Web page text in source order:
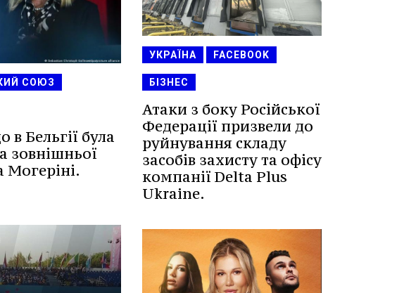
СОЮЗ
Бельгії була
зовнішньої
Могеріні.
УКРАЇНА FACEBOOK
БІЗНЕС
Атаки з боку Російської
Федерації призвели до
руйнування складу
засобів захисту та офісу
компанії Delta Plus
Ukraine.